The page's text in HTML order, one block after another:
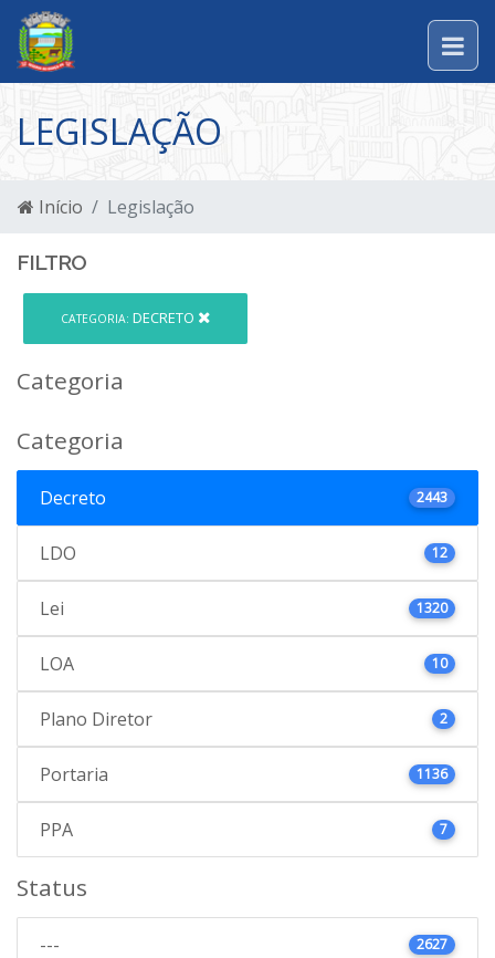
LEGISLAÇÃO
Início Legislação
FILTRO
CATEGORIA: DECRETO
Categoria
Categoria
Decreto 2443
LDO 12
Lei 1320
LOA 10
Plano Diretor 2
Portaria 1136
PPA 7
Status
--- 2627